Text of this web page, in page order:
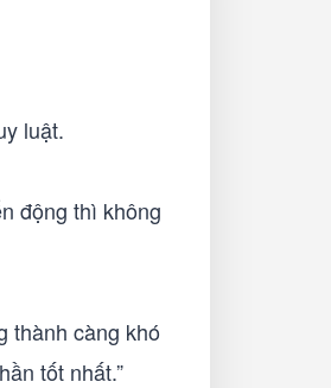
luật.
động thì không
thành càng khó
tốt nhất.”